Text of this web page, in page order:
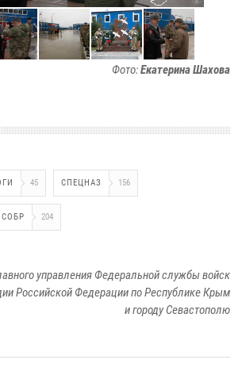
Фото:Екатерина Шахова
45 СПЕЦНАЗ 156
СОБР 204
управления Федеральной службы войск
Российской Федерации по Республике Крым
и городу Севастополю